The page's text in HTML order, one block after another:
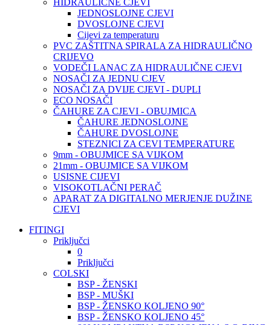
HIDRAULIČNE CJEVI
JEDNOSLOJNE CJEVI
DVOSLOJNE CJEVI
Cijevi za temperaturu
PVC ZAŠTITNA SPIRALA ZA HIDRAULIČNO
CRIJEVO
VODEČI LANAC ZA HIDRAULIČNE CJEVI
NOSAČI ZA JEDNU CJEV
NOSAČI ZA DVIJE CJEVI - DUPLI
ECO NOSAČI
ČAHURE ZA CJEVI - OBUJMICA
ČAHURE JEDNOSLOJNE
ČAHURE DVOSLOJNE
STEZNICI ZA CEVI TEMPERATURE
9mm - OBUJMICE SA VIJKOM
21mm - OBUJMICE SA VIJKOM
USISNE CIJEVI
VISOKOTLAČNI PERAČ
APARAT ZA DIGITALNO MERJENJE DUŽINE
CJEVI
FITINGI
Priključci
0
Priključci
COLSKI
BSP - ŽENSKI
BSP - MUŠKI
BSP - ŽENSKO KOLJENO 90°
BSP - ŽENSKO KOLJENO 45°